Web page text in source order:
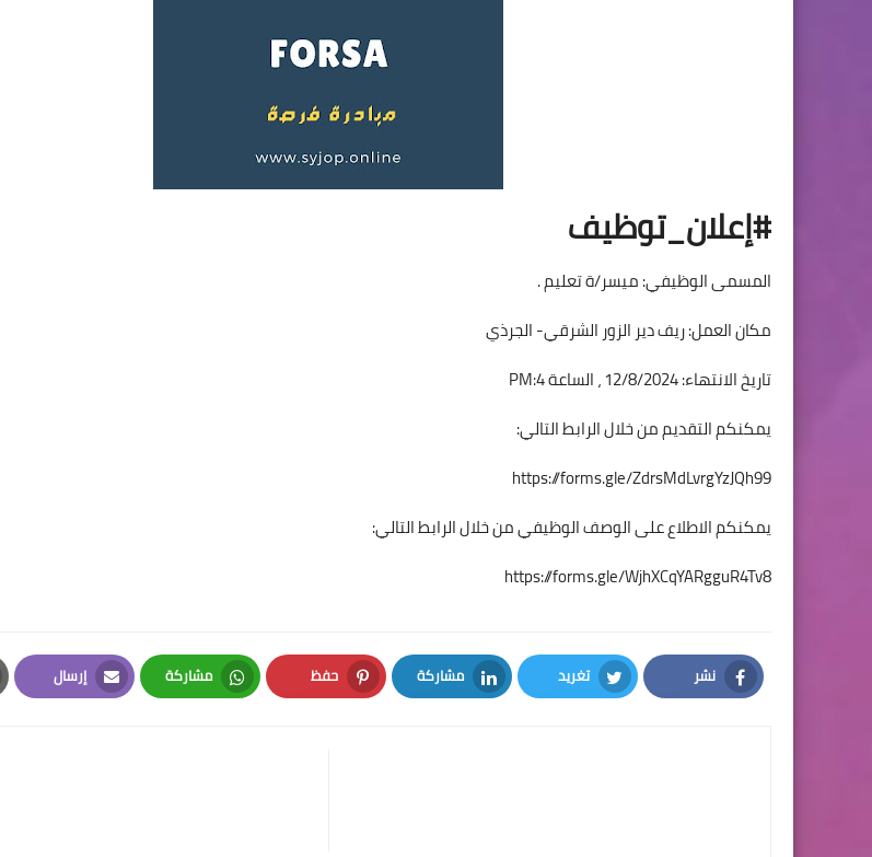
#إعلان_توظيف
المسمى الوظيفي: ميسر/ة تعليم .
مكان العمل: ريف دير الزور الشرقي- الجرذي
تاريخ الانتهاء: 12/8/2024 ، الساعة 4:PM
يمكنكم التقديم من خلال الرابط التالي:
https://forms.gle/ZdrsMdLvrgYzJQh99
يمكنكم الاطلاع على الوصف الوظيفي من خلال الرابط التالي:
https://forms.gle/WjhXCqYARgguR4Tv8
نشر
Facebook
تغريد
Twitter
مشاركة
LinkedIn
حفظ
Pinterest
مشاركة
Whatsapp
إرسال
Email